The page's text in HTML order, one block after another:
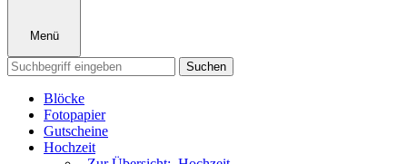
Menü
Suchen
Blöcke
Fotopapier
Gutscheine
Hochzeit